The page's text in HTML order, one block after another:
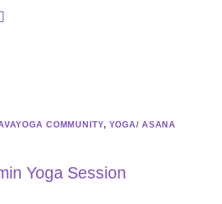
COMMUNITY, YOGA/ ASANA
Yoga Session